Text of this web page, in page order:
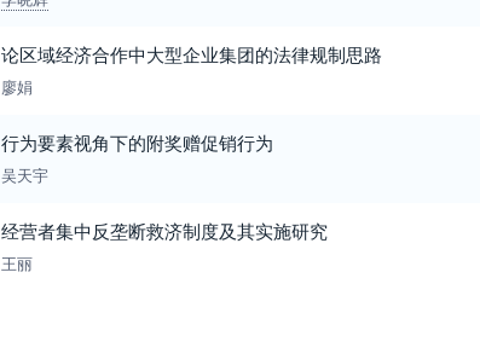
论区域经济合作中大型企业集团的法律规制思路
廖娟
行为要素视角下的附奖赠促销行为
吴天宇
经营者集中反垄断救济制度及其实施研究
王丽